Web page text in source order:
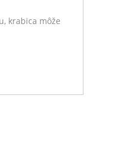
krabica môže